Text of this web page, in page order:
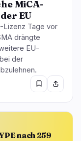
MiCA-
EU
Lizenz Tage vor
drängte
EU-
der
nach 259